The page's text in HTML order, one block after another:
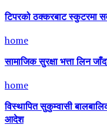
टिपरको ठक्करबाट स्कुटरमा
home
सामाजिक सुरक्षा भत्ता लिन
home
विस्थापित सुकुम्वासी
आदेश